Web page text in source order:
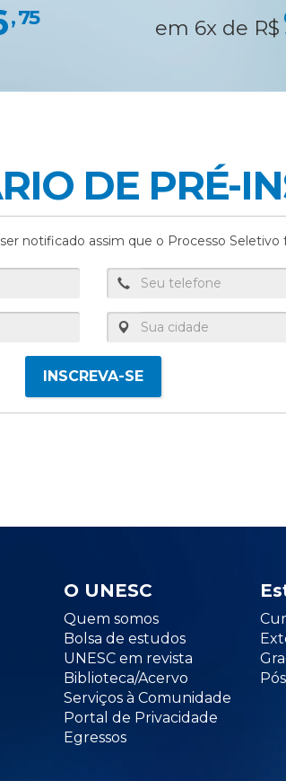
, 75 em 6x de R$
DE PRÉ-
notificado assim que o Processo Seletivo
INSCREVA-SE
O UNESC
Quem somos
Bolsa de estudos
UNESC em revista
Biblioteca/Acervo
Serviços à Comunidade
Portal de Privacidade
Egressos